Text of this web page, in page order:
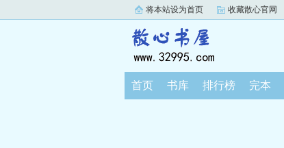
将本站设为首页 收藏散心官网
首页 书库 排行榜 完本